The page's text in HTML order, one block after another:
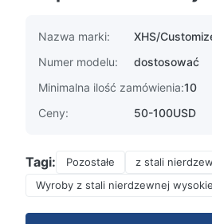
Nazwa marki:
XHS/
Numer modelu:
dostosować
Minimalna ilość zamówienia:10
Ceny:
50-100USD
Tagi: Pozostałe
z stali
Wyroby z stali nierdzewnej